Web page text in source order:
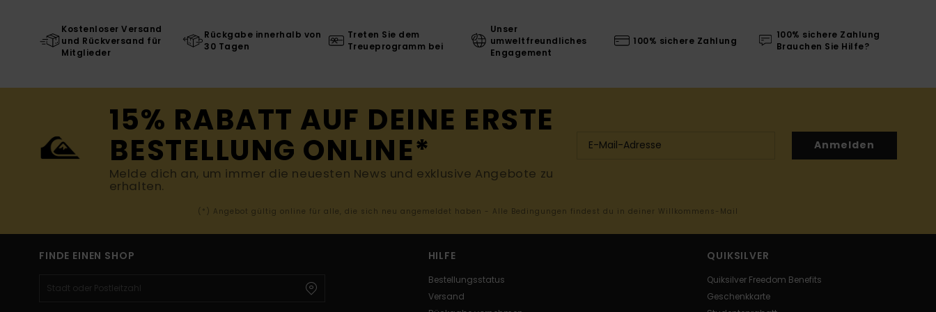
Kostenloser Versand
und Rückversand für
Mitglieder
Rückgabe innerhalb von
30 Tagen
Treten Sie dem
Treueprogramm bei
Unser
umweltfreundliches
Engagement
100% sichere Zahlung
100% sichere Zahlung
Brauchen Sie Hilfe?
15% RABATT AUF DEINE ERSTE
BESTELLUNG ONLINE*
Melde dich an, um immer die neuesten News und exklusive Angebote zu
erhalten.
Anmelden
(*) Angebot gültig online für alle, die sich neu angemeldet haben - Alle Bedingungen findest du in deiner Willkommens-Mail
FINDE EINEN SHOP HILFE
Bestellungsstatus
Versand
QUIKSILVER
Quiksilver Freedom Benefits
Geschenkkarte